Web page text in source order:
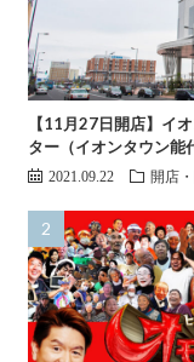
【11月27日開店】イ
ター（イオンタウン能
2021.09.22 開店